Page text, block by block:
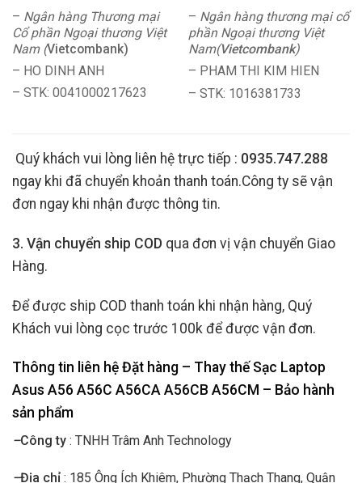
– Ngân hàng Thương mại
Cổ phần Ngoại thương Việt
Nam (Vietcombank)
– HO DINH ANH
– STK: 0041000217623
– Ngân hàng thương mại cổ
phần Ngoại thương Việt
Nam(Vietcombank)
– PHAM THI KIM HIEN
– STK: 1016381733
Quý khách vui lòng liên hệ trực tiếp : 0935.747.288
ngay khi đã chuyển khoản thanh toán.Công ty sẽ vận
đơn ngay khi nhận được thông tin.
3. Vận chuyển ship COD qua đơn vị vận chuyển Giao
Hàng.
Để được ship COD thanh toán khi nhận hàng, Quý
Khách vui lòng cọc trước 100k để được vận đơn.
Thông tin liên hệ Đặt hàng – Thay thế Sạc Laptop
Asus A56 A56C A56CA A56CB A56CM – Bảo hành
sản phẩm
–Công ty : TNHH Trâm Anh Technology
–Địa chỉ : 185 Ông Ích Khiêm, Phường Thạch Thang, Quận